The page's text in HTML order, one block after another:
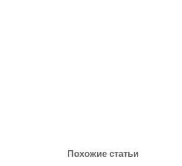
Похожие статьи